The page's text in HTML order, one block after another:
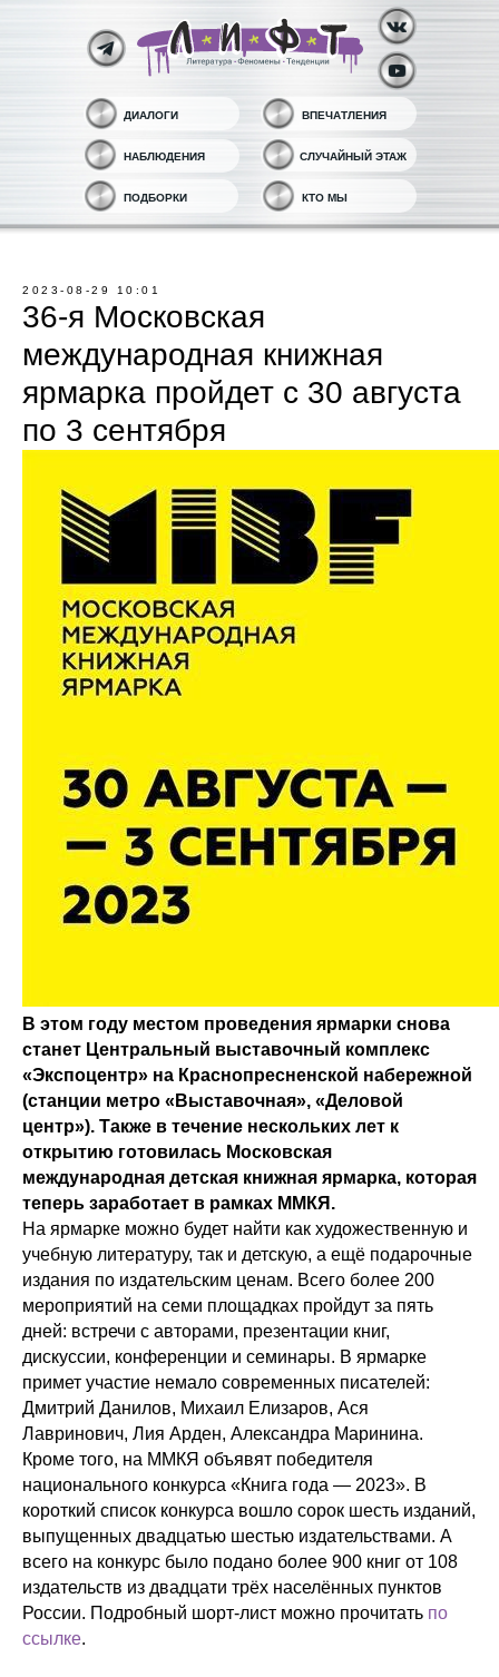
ДИАЛОГИ ВПЕЧАТЛЕНИЯ
НАБЛЮДЕНИЯ СЛУЧАЙНЫЙ ЭТАЖ
ПОДБОРКИ КТО МЫ
2023-08-29 10:01
36-я Московская
международная книжная
ярмарка пройдет с 30 августа
по 3 сентября
В этом году местом проведения ярмарки снова
станет Центральный выставочный комплекс
«Экспоцентр» на Краснопресненской набережной
(станции метро «Выставочная», «Деловой
центр»). Также в течение нескольких лет к
открытию готовилась Московская
международная детская книжная ярмарка, которая
теперь заработает в рамках ММКЯ.
На ярмарке можно будет найти как художественную и
учебную литературу, так и детскую, а ещё подарочные
издания по издательским ценам. Всего более 200
мероприятий на семи площадках пройдут за пять
дней: встречи с авторами, презентации книг,
дискуссии, конференции и семинары. В ярмарке
примет участие немало современных писателей:
Дмитрий Данилов, Михаил Елизаров, Ася
Лавринович, Лия Арден, Александра Маринина.
Кроме того, на ММКЯ объявят победителя
национального конкурса «Книга года — 2023». В
короткий список конкурса вошло сорок шесть изданий,
выпущенных двадцатью шестью издательствами. А
всего на конкурс было подано более 900 книг от 108
издательств из двадцати трёх населённых пунктов
России. Подробный шорт-лист можно прочитать по
ссылке.